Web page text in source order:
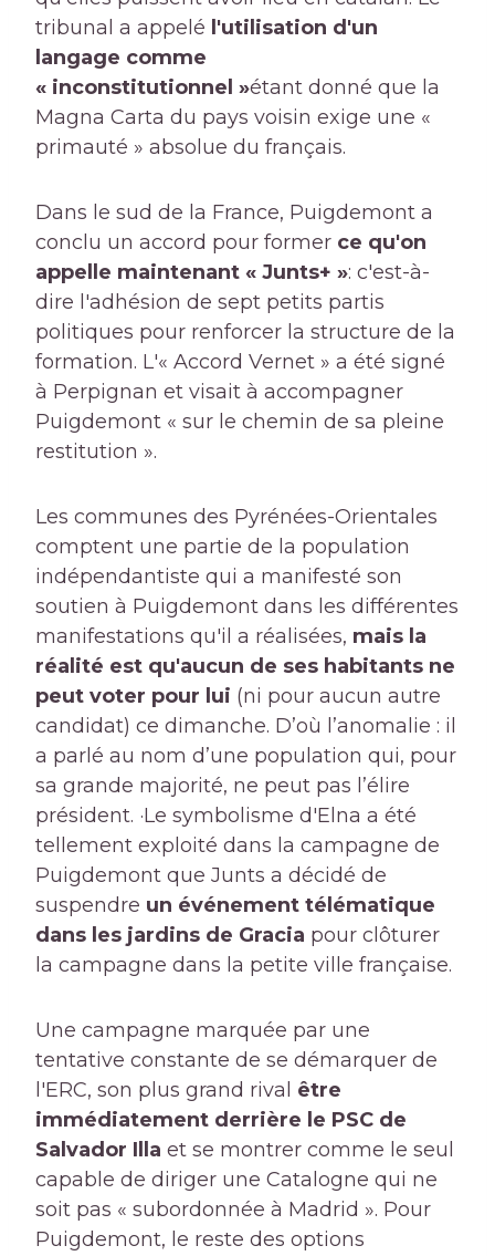
tribunal a appelé l'utilisation d'un
langage comme
« inconstitutionnel »étant donné que la
Magna Carta du pays voisin exige une «
primauté » absolue du français.
Dans le sud de la France, Puigdemont a
conclu un accord pour former ce qu'on
appelle maintenant « Junts+ »: c'est-à-
dire l'adhésion de sept petits partis
politiques pour renforcer la structure de la
formation. L'« Accord Vernet » a été signé
à Perpignan et visait à accompagner
Puigdemont « sur le chemin de sa pleine
restitution ».
Les communes des Pyrénées-Orientales
comptent une partie de la population
indépendantiste qui a manifesté son
soutien à Puigdemont dans les différentes
manifestations qu'il a réalisées, mais la
réalité est qu'aucun de ses habitants ne
peut voter pour lui (ni pour aucun autre
candidat) ce dimanche. D’où l’anomalie : il
a parlé au nom d’une population qui, pour
sa grande majorité, ne peut pas l’élire
président. ·Le symbolisme d'Elna a été
tellement exploité dans la campagne de
Puigdemont que Junts a décidé de
suspendre un événement télématique
dans les jardins de Gracia pour clôturer
la campagne dans la petite ville française.
Une campagne marquée par une
tentative constante de se démarquer de
l'ERC, son plus grand rival être
immédiatement derrière le PSC de
Salvador Illa et se montrer comme le seul
capable de diriger une Catalogne qui ne
soit pas « subordonnée à Madrid ». Pour
Puigdemont, le reste des options